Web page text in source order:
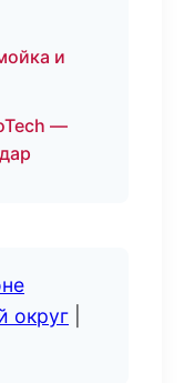
и
—
округ